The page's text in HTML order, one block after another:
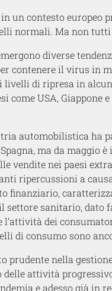
in un contesto
normali. Ma non
diverse
contenere il virus in
di ripresa in
come USA, Giappone
automobilistica ha
ma da maggio
vendite nei paesi
ripercussioni a
finanziario,
settore sanitario, dato
l’attività dei
di consumo sono
prudente nella
delle attività
e adesso già in